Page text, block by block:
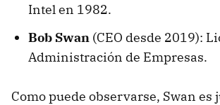
Intel en 1982.
Bob Swan (CEO desde 2019):
Administración de Empresas.
Como puede observarse, Swan es